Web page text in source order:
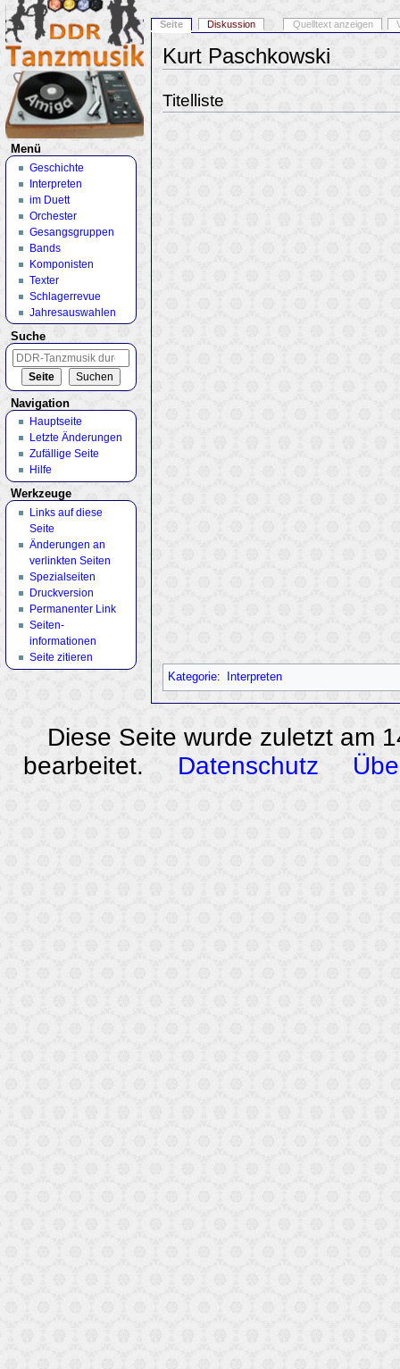
Kurt Paschkowski
Titelliste
Kategorie: Interpreten
Seite Diskussion Quelltext anzeigen
Menü
Geschichte
Interpreten
im Duett
Orchester
Gesangsgruppen
Bands
Komponisten
Texter
Schlagerrevue
Jahresauswahlen
Suche
Navigation
Hauptseite
Letzte Änderungen
Zufällige Seite
Hilfe
Werkzeuge
Links auf diese
Seite
Änderungen an
verlinkten Seiten
Spezialseiten
Druckversion
Permanenter Link
Seiten­
informationen
Seite zitieren
Diese Seite wurde zuletzt am
bearbeitet.
Datenschutz